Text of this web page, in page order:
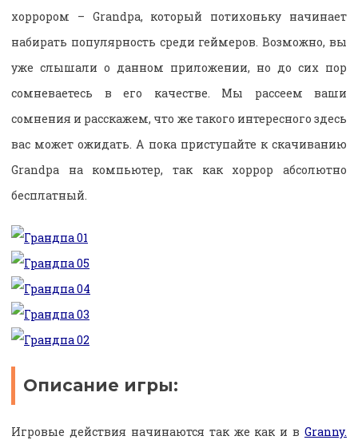
хоррором – Grandpa, который потихоньку начинает
набирать популярность среди геймеров. Возможно, вы
уже слышали о данном приложении, но до сих пор
сомневаетесь в его качестве. Мы рассеем ваши
сомнения и расскажем, что же такого интересного здесь
вас может ожидать. А пока приступайте к скачиванию
Grandpa на компьютер, так как хоррор абсолютно
бесплатный.
Описание игры:
Игровые действия начинаются так же как и в Granny.